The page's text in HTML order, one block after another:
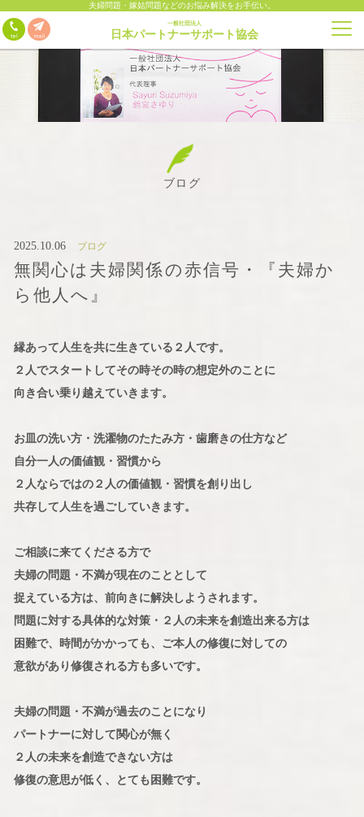
夫婦問題・嫁姑問題などのお悩み解決をお手伝い。
一般社団法人
日本パートナーサポート協会
ブログ
2025.10.06 ブログ
無関心は夫婦関係の赤信号・『夫婦か
ら他人へ』
縁あって人生を共に生きている２人です。
２人でスタートしてその時その時の想定外のことに
向き合い乗り越えていきます。
お皿の洗い方・洗濯物のたたみ方・歯磨きの仕方など
自分一人の価値観・習慣から
２人ならではの２人の価値観・習慣を創り出し
共存して人生を過ごしていきます。
ご相談に来てくださる方で
夫婦の問題・不満が現在のこととして
捉えている方は、前向きに解決しようされます。
問題に対する具体的な対策・２人の未来を創造出来る方は
困難で、時間がかかっても、ご本人の修復に対しての
意欲があり修復される方も多いです。
夫婦の問題・不満が過去のことになり
パートナーに対して関心が無く
２人の未来を創造できない方は
修復の意思が低く、とても困難です。